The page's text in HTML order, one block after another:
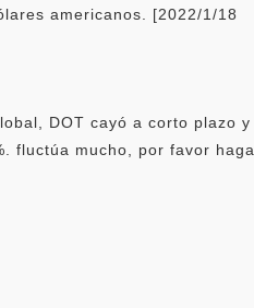
americanos. [2022/1/18
DOT cayó a corto plazo y
fluctúa mucho, por favor haga